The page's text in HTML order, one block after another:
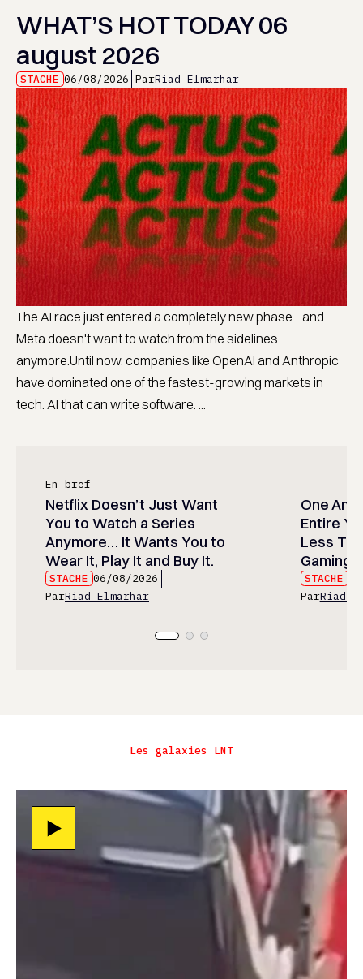
WHAT’S HOT TODAY 06
august 2026
STACHE 06/08/2026 ParRiad Elmarhar
The AI race just entered a completely new phase... and
Meta doesn't want to watch from the sidelines
anymore.Until now, companies like OpenAI and Anthropic
have dominated one of the fastest-growing markets in
tech: AI that can write software. ...
En bref
Netflix Doesn’t Just Want
You to Watch a Series
Anymore… It Wants You to
Wear It, Play It and Buy It.
STACHE 06/08/2026
ParRiad Elmarhar
One
Entire
Less
Gaming
STACHE
ParRiad
Les galaxies LNT